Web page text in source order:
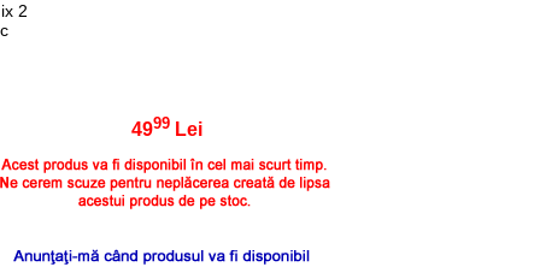
2
4999 Lei